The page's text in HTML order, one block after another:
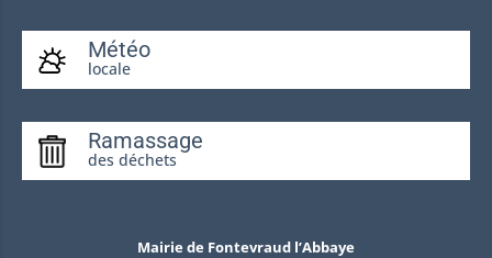
Météo
locale
Ramassage
des déchets
Mairie de Fontevraud l’Abbaye